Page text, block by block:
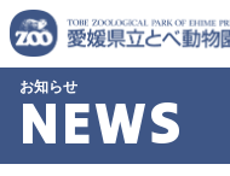
お知らせ
NEWS